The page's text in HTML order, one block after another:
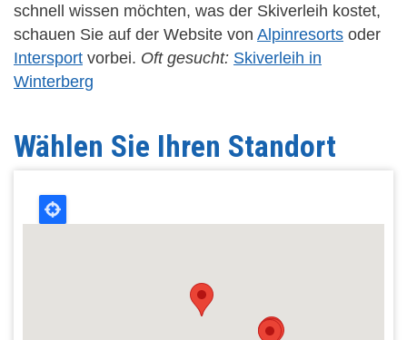
schnell wissen möchten, was der Skiverleih kostet,
schauen Sie auf der Website von Alpinresorts oder
Intersport vorbei. Oft gesucht: Skiverleih in
Winterberg
Wählen Sie Ihren Standort